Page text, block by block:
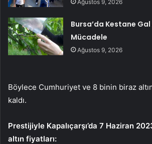
Ağustos 9, 2026
Bursa’da Kestane Gal
Mücadele
Ağustos 9, 2026
Böylece Cumhuriyet ve 8 binin biraz
kaldı.
Prestijiyle Kapalıçarşı’da 7 Haziran
altın fiyatları: